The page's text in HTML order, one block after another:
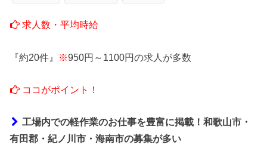
求人数・平均時給
『約20件』 ※950円～1100円の求人が多数
ココがポイント！
工場内での軽作業のお仕事を豊富に掲載！和歌山市・
有田郡・紀ノ川市・海南市の募集が多い